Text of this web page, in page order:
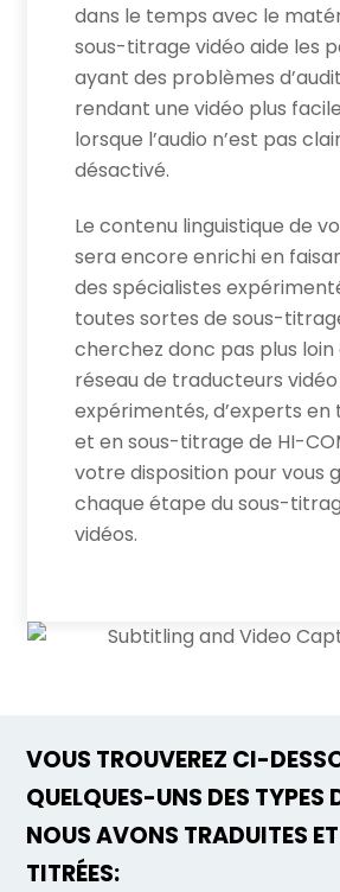
dans le temps avec le
sous-titrage vidéo aide les
ayant des problèmes
rendant une vidéo plus
lorsque l’audio n’est pas
désactivé.
Le contenu linguistique de
sera encore enrichi en
des spécialistes
toutes sortes de sous-
cherchez donc pas plus loin
réseau de traducteurs vidéo
expérimentés, d’experts
et en sous-titrage de HI-
votre disposition pour vous
chaque étape du sous-
vidéos.
VOUS TROUVEREZ CI-
QUELQUES-UNS DES TYPES
NOUS AVONS TRADUITES
TITRÉES: